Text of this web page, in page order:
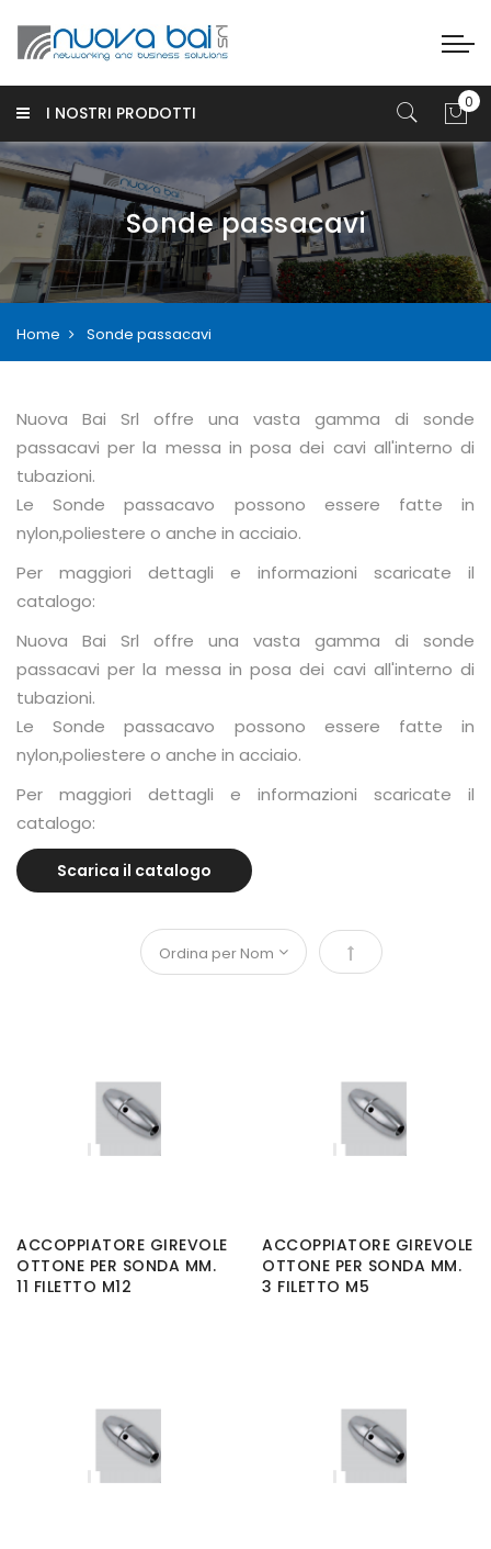
I NOSTRI PRODOTTI
Sonde passacavi
Home Sonde passacavi
Nuova Bai Srl offre una vasta gamma di sonde
passacavi per la messa in posa dei cavi all'interno di
tubazioni.
Le Sonde passacavo possono essere fatte in
nylon,poliestere o anche in acciaio.
Per maggiori dettagli e informazioni scaricate il
catalogo:
Nuova Bai Srl offre una vasta gamma di sonde
passacavi per la messa in posa dei cavi all'interno di
tubazioni.
Le Sonde passacavo possono essere fatte in
nylon,poliestere o anche in acciaio.
Per maggiori dettagli e informazioni scaricate il
catalogo:
Scarica il catalogo
Imposta la
ACCOPPIATORE GIREVOLE
OTTONE PER SONDA MM.
11 FILETTO M12
ACCOPPIATORE GIREVOLE
OTTONE PER SONDA MM.
3 FILETTO M5